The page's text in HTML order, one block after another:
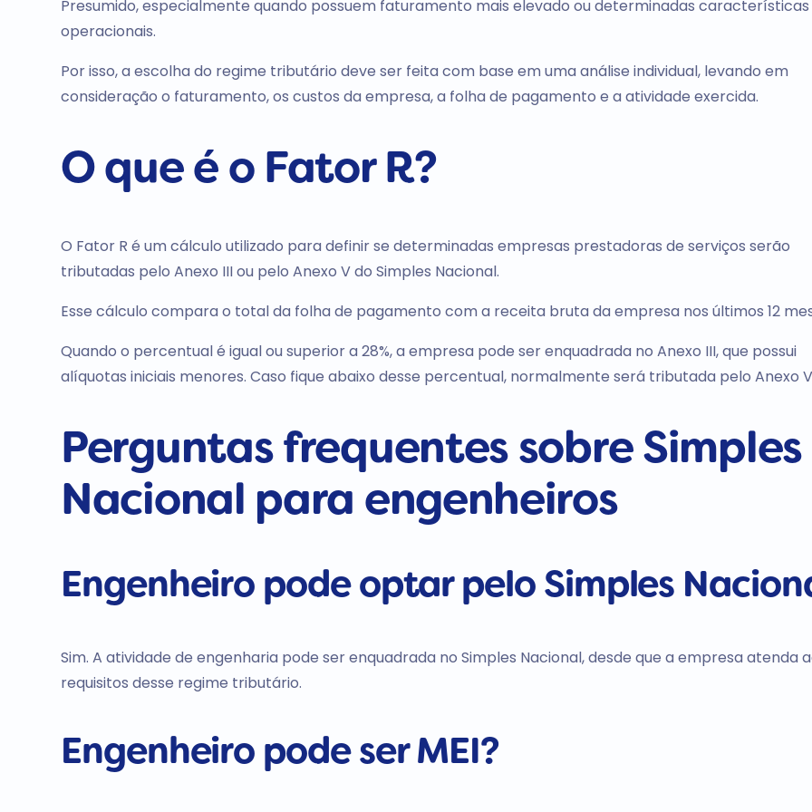
Presumido, especialmente quando possuem faturamento mais elevado ou determinadas características
operacionais.
Por isso, a escolha do regime tributário deve ser feita com base em uma análise individual, levando em
consideração o faturamento, os custos da empresa, a folha de pagamento e a atividade exercida.
O que é o Fator R?
O Fator R é um cálculo utilizado para definir se determinadas empresas prestadoras de serviços serão
tributadas pelo Anexo III ou pelo Anexo V do Simples Nacional.
Esse cálculo compara o total da folha de pagamento com a receita bruta da empresa nos últimos 12
Quando o percentual é igual ou superior a 28%, a empresa pode ser enquadrada no Anexo III, que possui
alíquotas iniciais menores. Caso fique abaixo desse percentual, normalmente será tributada pelo Anexo
Perguntas frequentes sobre Simples
Nacional para engenheiros
Engenheiro pode optar pelo Simples
Sim. A atividade de engenharia pode ser enquadrada no Simples Nacional, desde que a empresa atenda
requisitos desse regime tributário.
Engenheiro pode ser MEI?